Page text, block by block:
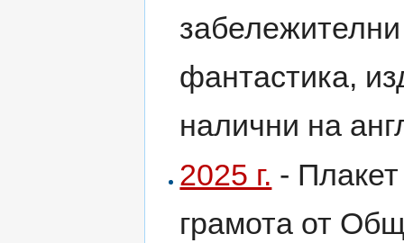
забележителни
фантастика,
налични на
2025 г. -
грамота от